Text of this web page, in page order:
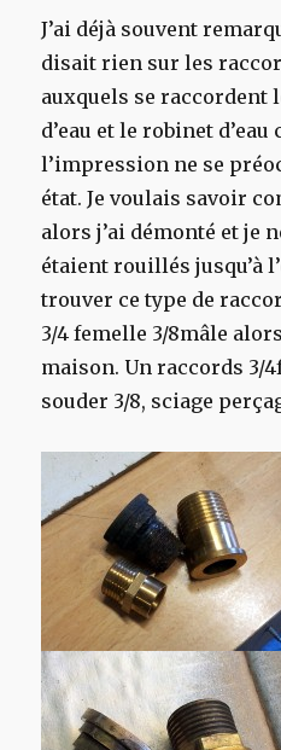
J’ai déjà souvent
disait rien sur les
auxquels se raccordent
d’eau et le robinet d’eau
l’impression ne se
état. Je voulais savoir
alors j’ai démonté et je
étaient rouillés jusqu’à
trouver ce type de
3/4 femelle 3/8mâle
maison. Un raccords 3/
souder 3/8, sciage